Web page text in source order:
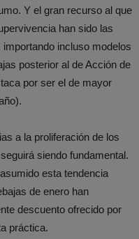
Y el gran recurso al que
han sido las
importando incluso modelos
posterior al de Acción de
por ser el de mayor
a la proliferación de los
seguirá siendo fundamental.
esta tendencia
de enero han
descuento ofrecido por
práctica.